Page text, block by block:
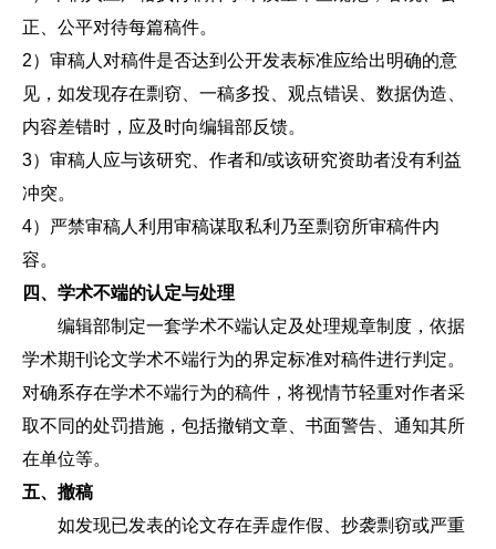
正、公平对待每篇稿件。
2）审稿人对稿件是否达到公开发表标准应给出明确的意
见，如发现存在剽窃、一稿多投、观点错误、数据伪造、
内容差错时，应及时向编辑部反馈。
3）审稿人应与该研究、作者和/或该研究资助者没有利益
冲突。
4）严禁审稿人利用审稿谋取私利乃至剽窃所审稿件内
容。
四、学术不端的认定与处理
编辑部制定一套学术不端认定及处理规章制度，依据
学术期刊论文学术不端行为的界定标准对稿件进行判定。
对确系存在学术不端行为的稿件，将视情节轻重对作者采
取不同的处罚措施，包括撤销文章、书面警告、通知其所
在单位等。
五、撤稿
如发现已发表的论文存在弄虚作假、抄袭剽窃或严重